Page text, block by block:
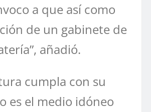
a que así como
de un gabinete de
añadió.
cumpla con su
es el medio idóneo